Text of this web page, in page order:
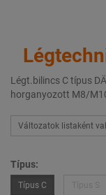
Légt.bilincs C típus
horganyozott M8/
Változatok listaként
Típus:
Típus C